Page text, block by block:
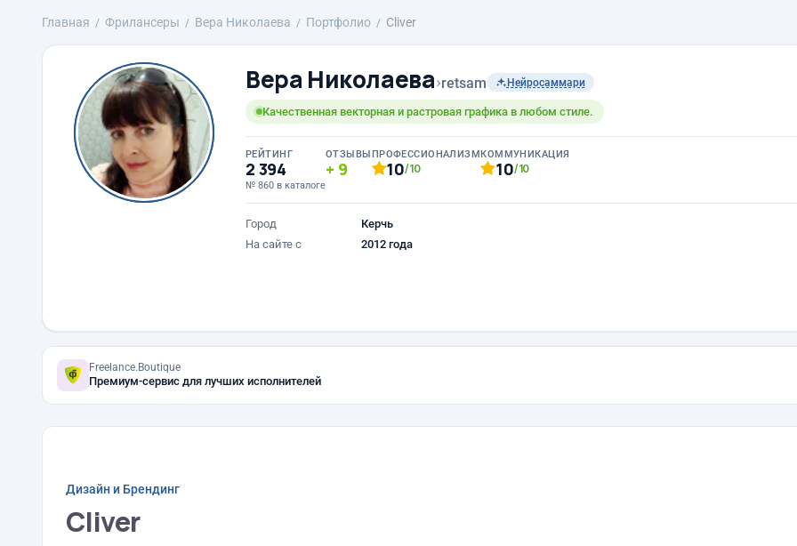
Главная Фрилансеры Вера Николаева Портфолио Cliver
Вера Николаева›retsam Нейросаммари
Качественная векторная и растровая графика в любом стиле.
РЕЙТИНГ
2 394
№ 860 в каталоге
ОТЗЫВЫ
9
ПРОФЕССИОНАЛИЗМ
10/10
КОММУНИКАЦИЯ
10/10
Город
Керчь
На сайте с
2012 года
Freelance.Boutique
Премиум-сервис для лучших исполнителей
Дизайн и Брендинг
Cliver